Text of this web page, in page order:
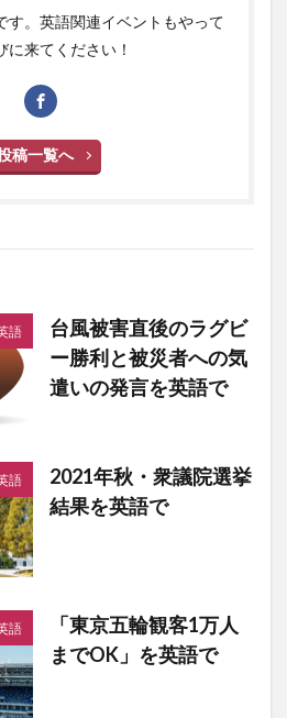
す。英語関連イベントもやって
来てください！
稿一覧へ
語
台風被害直後のラグビ
ー勝利と被災者への気
遣いの発言を英語で
語
2021年秋・衆議院選挙
結果を英語で
語
「東京五輪観客1万人
までOK」を英語で